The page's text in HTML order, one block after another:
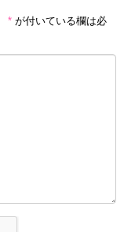
* が付いている欄は必